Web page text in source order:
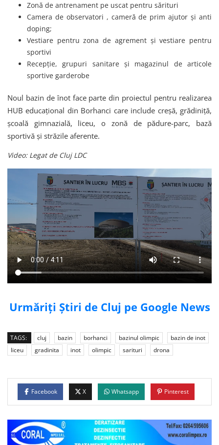
Zonă de antrenament pe uscat pentru sărituri
Camera de observatori , cameră de prim ajutor și anti
doping;
Vestiare pentru zona de agrement și vestiare pentru
sportivi
Recepție, grupuri sanitare și magazinul de articole
sportive garderobe
Noul bazin de înot face parte din proiectul pentru realizarea
HUB educațional din Borhanci care include creșă, grădiniță,
școală gimnazială, liceu, o zonă de pădure-parc, bază
sportivă și străzile aferente.
Video: Legat de Cluj LDC
Urmăriți Știri de Cluj pe Google News
TAGS: cluj bazin borhanci bazinul olimpic
bazin de inot
liceu
gradinita inot olimpic sarituri drona
Facebook X Whatsapp Pinterest